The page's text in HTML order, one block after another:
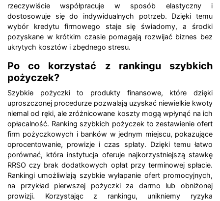
rzeczywiście współpracuje w sposób elastyczny i
dostosowuje się do indywidualnych potrzeb. Dzięki temu
wybór kredytu firmowego staje się świadomy, a środki
pozyskane w krótkim czasie pomagają rozwijać biznes bez
ukrytych kosztów i zbędnego stresu.
Po co korzystać z rankingu szybkich
pożyczek?
Szybkie pożyczki to produkty finansowe, które dzięki
uproszczonej procedurze pozwalają uzyskać niewielkie kwoty
niemal od ręki, ale zróżnicowane koszty mogą wpłynąć na ich
opłacalność. Ranking szybkich pożyczek to zestawienie ofert
firm pożyczkowych i banków w jednym miejscu, pokazujące
oprocentowanie, prowizje i czas spłaty. Dzięki temu łatwo
porównać, która instytucja oferuje najkorzystniejszą stawkę
RRSO czy brak dodatkowych opłat przy terminowej spłacie.
Rankingi umożliwiają szybkie wyłapanie ofert promocyjnych,
na przykład pierwszej pożyczki za darmo lub obniżonej
prowizji. Korzystając z rankingu, unikniemy ryzyka